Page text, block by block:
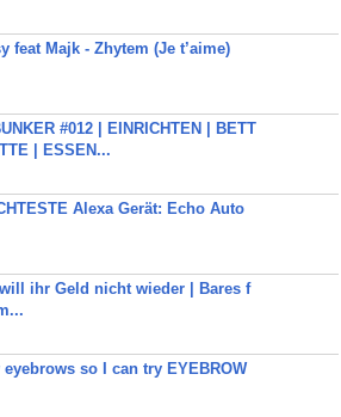
feat Majk - Zhytem (Je t’aime)
#012 | EINRICHTEN | BETT
| ESSEN...
Alexa Gerät: Echo Auto
ihr Geld nicht wieder | Bares f
eyebrows so I can try EYEBROW